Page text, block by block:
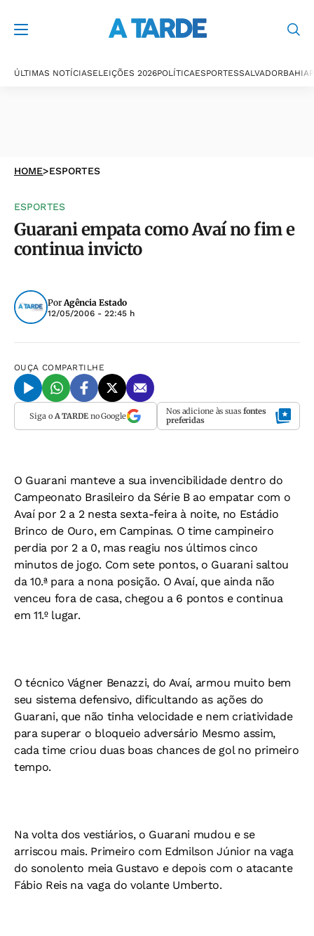
ÚLTIMAS NOTÍCIASELEIÇÕES 2026POLÍTICAESPORTESSALVADORBAHIA
HOME>ESPORTES
ESPORTES
Guarani empata como Avaí no fim e
continua invicto
PorAgência Estado
12/05/2006 - 22:45 h
OUÇA COMPARTILHE
Siga o A TARDEno Google Nos adicione às suas fontes
preferidas
O Guarani manteve a sua invencibilidade dentro do
Campeonato Brasileiro da Série B ao empatar com o
Avaí por 2 a 2 nesta sexta-feira à noite, no Estádio
Brinco de Ouro, em Campinas. O time campineiro
perdia por 2 a 0, mas reagiu nos últimos cinco
minutos de jogo. Com sete pontos, o Guarani saltou
da 10.ª para a nona posição. O Avaí, que ainda não
venceu fora de casa, chegou a 6 pontos e continua
em 11.º lugar.
O técnico Vágner Benazzi, do Avaí, armou muito bem
seu sistema defensivo, dificultando as ações do
Guarani, que não tinha velocidade e nem criatividade
para superar o bloqueio adversário Mesmo assim,
cada time criou duas boas chances de gol no primeiro
tempo.
Na volta dos vestiários, o Guarani mudou e se
arriscou mais. Primeiro com Edmilson Júnior na vaga
do sonolento meia Gustavo e depois com o atacante
Fábio Reis na vaga do volante Umberto.